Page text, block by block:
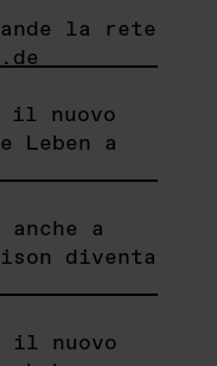
la rete
il nuovo
Leben a
anche a
diventa
il nuovo